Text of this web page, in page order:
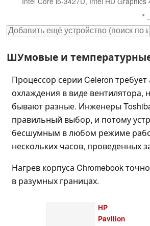
*
ШУмовые и
Процессор серии Celeron требует
охлаждения в виде вентилятора,
бывают разные. Инженеры
правильный выбор, и потому
бесшумным в любом режиме
нескольких часов, проведенных
Нагрев корпуса Chromebook
в разумных границах.
HP
Pavilion